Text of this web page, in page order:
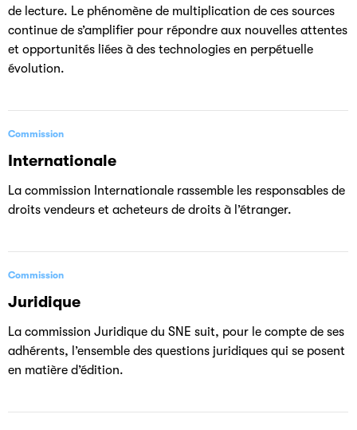
de lecture. Le phénomène de multiplication de ces sources
continue de s’amplifier pour répondre aux nouvelles attentes
et opportunités liées à des technologies en perpétuelle
évolution.
Commission
Internationale
La commission Internationale rassemble les responsables de
droits vendeurs et acheteurs de droits à l’étranger.
Commission
Juridique
La commission Juridique du SNE suit, pour le compte de ses
adhérents, l’ensemble des questions juridiques qui se posent
en matière d’édition.